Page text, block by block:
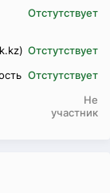
Отстутствует
Отстутствует
Отстутствует
Не
участник